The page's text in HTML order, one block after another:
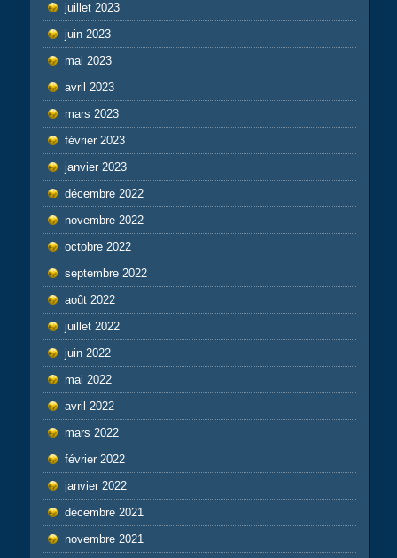
juillet 2023
juin 2023
mai 2023
avril 2023
mars 2023
février 2023
janvier 2023
décembre 2022
novembre 2022
octobre 2022
septembre 2022
août 2022
juillet 2022
juin 2022
mai 2022
avril 2022
mars 2022
février 2022
janvier 2022
décembre 2021
novembre 2021